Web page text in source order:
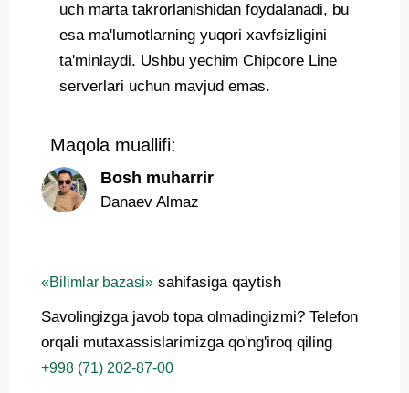
uch marta takrorlanishidan foydalanadi, bu
esa ma'lumotlarning yuqori xavfsizligini
ta'minlaydi. Ushbu yechim Chipcore Line
serverlari uchun mavjud emas.
Maqola muallifi:
Bosh muharrir
Danaev Almaz
«Bilimlar bazasi» sahifasiga qaytish
Savolingizga javob topa olmadingizmi? Telefon
orqali mutaxassislarimizga qo'ng'iroq qiling
+998 (71) 202-87-00